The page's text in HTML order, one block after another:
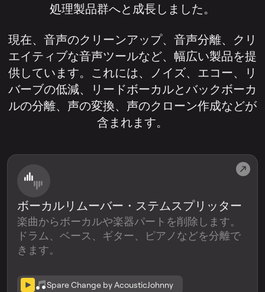
処理製品群へと成長しました。
現在、音声のクリーンアップ、音声分離、クリ
エイティブな音声ツールなど、幅広い製品を提
供しています。これには、ノイズ、エコー、リ
バーブの低減、リードボーカルとバックボーカ
ルの分離、声の変換、声のクローン作成などが
含まれます。
ボーカルリムーバー・ステムスプリッター
楽曲からボーカルや楽器パートを削除します。
ドラム、ベース、ギター、ピアノなどを分離で
きます。
Spare Change by AcousticJohnny